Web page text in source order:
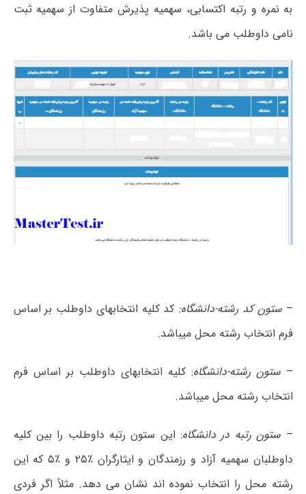
به نمره و رتبه اکتسابی، سهمیه پذیرش متفاوت از سهمیه ثبت
نامی داوطلب می باشد.
–ستون کد رشته-دانشگاه: کد کلیه انتخابهای داوطلب بر اساس
فرم انتخاب رشته محل میباشد.
–ستون رشته-دانشگاه: کلیه انتخابهای داوطلب بر اساس فرم
انتخاب رشته محل میباشد.
– ستون رتبه در دانشگاه: این ستون رتبه داوطلب را بین کلیه
داوطلبان سهمیه آزاد و رزمندگان و ایثارگران ٪۲۵ و ٪۵ که این
رشته محل را انتخاب نموده اند نشان می دهد. مثلاً اگر فردی